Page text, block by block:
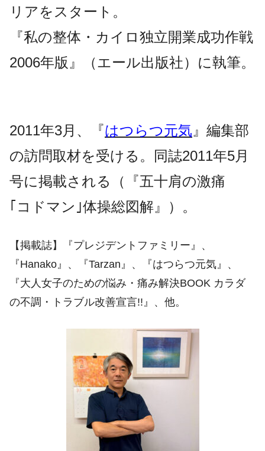
リアをスタート。
『私の整体・カイロ独立開業成功作戦
2006年版』（エール出版社）に執筆。
2011年3月、『はつらつ元気 』編集部
の訪問取材を受ける。同誌2011年5月
号に掲載される（『五十肩の激痛
｢コドマン｣体操総図解』）。
【掲載誌】『プレジデントファミリー』、
『Hanako』、『Tarzan』、『はつらつ元気』、
『大人女子のための悩み・痛み解決BOOK カラダ
の不調・トラブル改善宣言!!』、他。